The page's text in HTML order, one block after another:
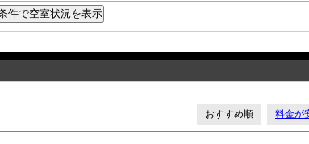
料金が
おすすめ順